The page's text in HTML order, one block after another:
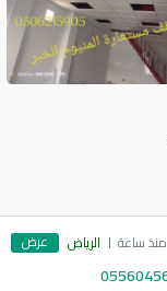
منذ ساعة الرياض عرض